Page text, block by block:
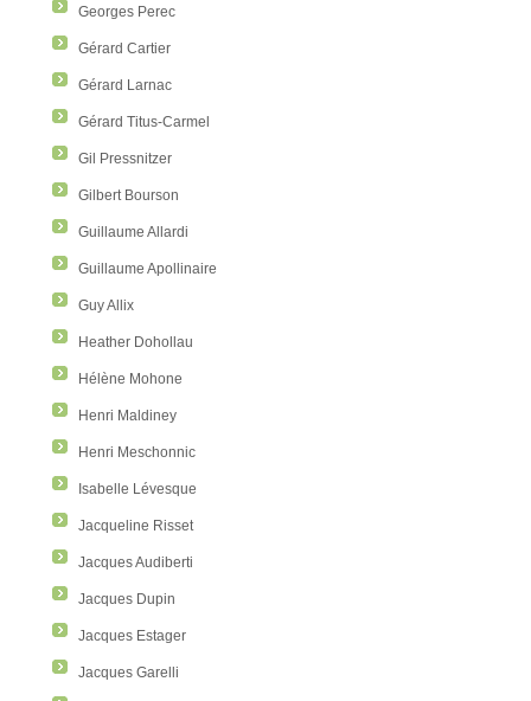
Georges Perec
Gérard Cartier
Gérard Larnac
Gérard Titus-Carmel
Gil Pressnitzer
Gilbert Bourson
Guillaume Allardi
Guillaume Apollinaire
Guy Allix
Heather Dohollau
Hélène Mohone
Henri Maldiney
Henri Meschonnic
Isabelle Lévesque
Jacqueline Risset
Jacques Audiberti
Jacques Dupin
Jacques Estager
Jacques Garelli